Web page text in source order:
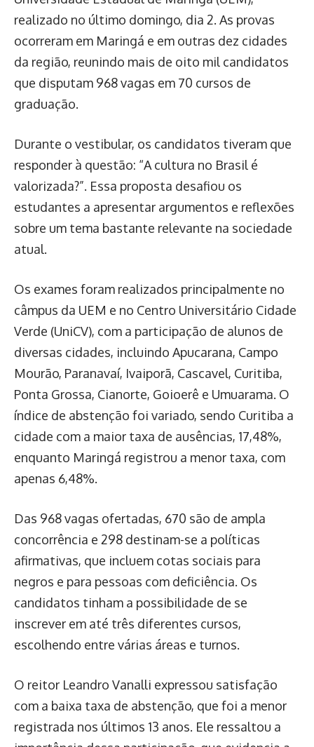
realizado no último domingo, dia 2. As provas
ocorreram em Maringá e em outras dez cidades
da região, reunindo mais de oito mil candidatos
que disputam 968 vagas em 70 cursos de
graduação.
Durante o vestibular, os candidatos tiveram que
responder à questão: “A cultura no Brasil é
valorizada?”. Essa proposta desafiou os
estudantes a apresentar argumentos e reflexões
sobre um tema bastante relevante na sociedade
atual.
Os exames foram realizados principalmente no
câmpus da UEM e no Centro Universitário Cidade
Verde (UniCV), com a participação de alunos de
diversas cidades, incluindo Apucarana, Campo
Mourão, Paranavaí, Ivaiporã, Cascavel, Curitiba,
Ponta Grossa, Cianorte, Goioerê e Umuarama. O
índice de abstenção foi variado, sendo Curitiba a
cidade com a maior taxa de ausências, 17,48%,
enquanto Maringá registrou a menor taxa, com
apenas 6,48%.
Das 968 vagas ofertadas, 670 são de ampla
concorrência e 298 destinam-se a políticas
afirmativas, que incluem cotas sociais para
negros e para pessoas com deficiência. Os
candidatos tinham a possibilidade de se
inscrever em até três diferentes cursos,
escolhendo entre várias áreas e turnos.
O reitor Leandro Vanalli expressou satisfação
com a baixa taxa de abstenção, que foi a menor
registrada nos últimos 13 anos. Ele ressaltou a